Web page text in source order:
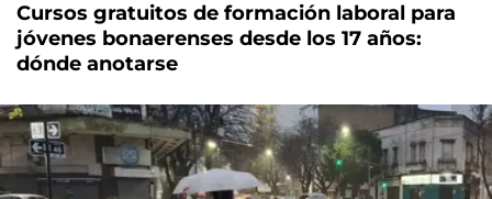
Cursos gratuitos de formación laboral para
jóvenes bonaerenses desde los 17 años:
dónde anotarse